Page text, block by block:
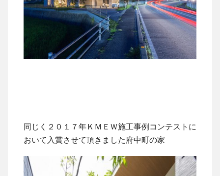
同じく２０１７年ＫＭＥＷ施工事例コンテストに
おいて入賞させて頂きました府中町の家